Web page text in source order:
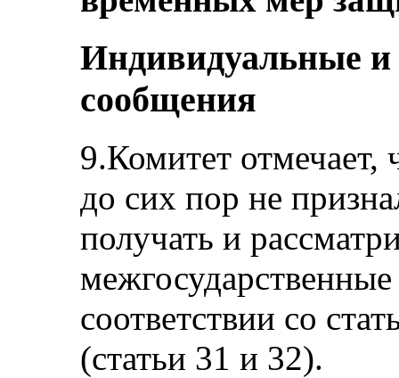
Индивидуальные и
сообщения
9.Комитет отмечает,
до сих пор не
получать и
соответствии со
(статьи 31 и 32).